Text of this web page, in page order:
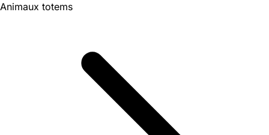
Animaux totems